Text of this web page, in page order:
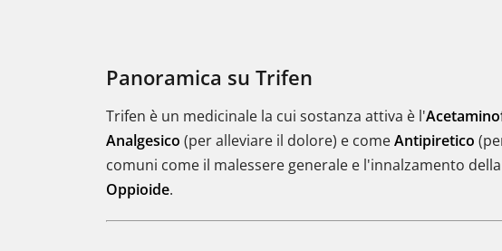
Panoramica su Trifen
Trifen è un medicinale la cui sostanza attiva è l'
Analgesico (per alleviare il dolore) e comeAntipiretico
comuni come il malessere generale e l'innalzamento
Oppioide.